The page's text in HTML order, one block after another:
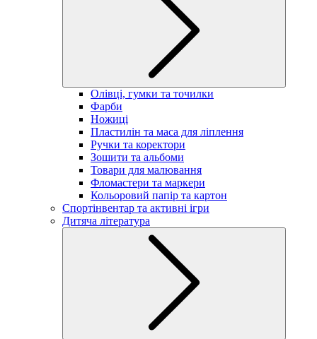
Олівці, гумки та точилки
Фарби
Ножиці
Пластилін та маса для ліплення
Ручки та коректори
Зошити та альбоми
Товари для малювання
Фломастери та маркери
Кольоровий папір та картон
Спортінвентар та активні ігри
Дитяча література